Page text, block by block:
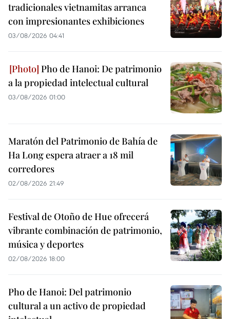
tradicionales vietnamitas arranca
con impresionantes exhibiciones
03/08/2026 04:41
Pho de Hanoi: De patrimonio
a la propiedad intelectual cultural
03/08/2026 01:00
Maratón del Patrimonio de Bahía de
Ha Long espera atraer a 18 mil
corredores
02/08/2026 21:49
Festival de Otoño de Hue ofrecerá
vibrante combinación de patrimonio,
música y deportes
02/08/2026 18:00
Pho de Hanoi: Del patrimonio
cultural a un activo de propiedad